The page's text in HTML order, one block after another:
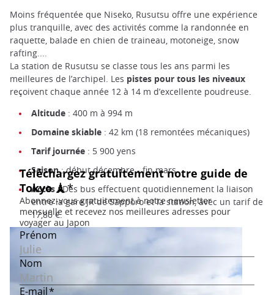
Moins fréquentée que Niseko, Rusutsu offre une expérience
plus tranquille, avec des activités comme la randonnée en
raquette, balade en chien de traineau, motoneige, snow
rafting....
La station de Rusutsu se classe tous les ans parmi les
meilleures de l’archipel. Les pistes pour tous les niveaux
reçoivent chaque année 12 à 14 m d’excellente poudreuse.
Altitude : 400 m à 994 m
Domaine skiable : 42 km (18 remontées mécaniques)
Tarif journée : 5 900 yens
Saison: début décembre - fin mars
Accès: Des bus effectuent quotidiennement la liaison
entre la gare JR de Sapporo et la station, avec un tarif de
17,80 €.